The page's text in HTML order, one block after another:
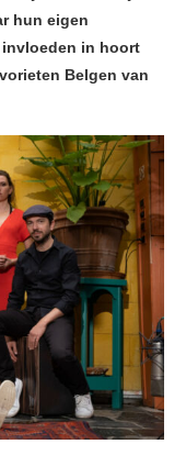
hun eigen
invloeden in hoort
Belgen van